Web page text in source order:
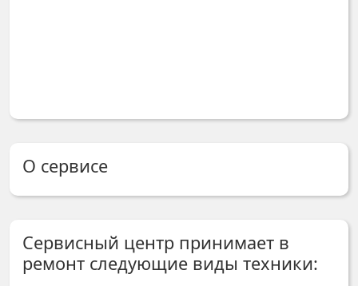
О сервисе
Сервисный центр принимает в
ремонт следующие виды техники: